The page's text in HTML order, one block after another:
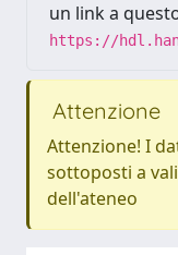
un link a
https://
Attenzione
Attenzione! I
sottoposti a
dell'ateneo